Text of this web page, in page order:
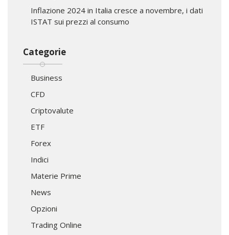
Inflazione 2024 in Italia cresce a novembre, i dati
ISTAT sui prezzi al consumo
Categorie
Business
CFD
Criptovalute
ETF
Forex
Indici
Materie Prime
News
Opzioni
Trading Online